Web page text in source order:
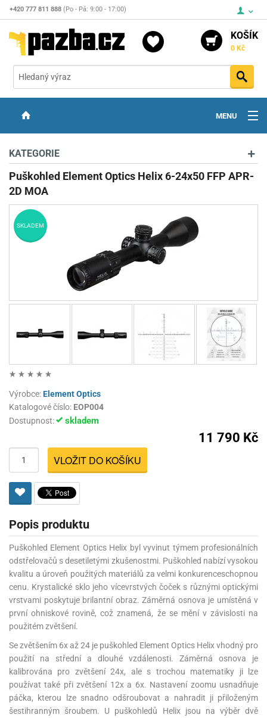
+420 777 811 888 (Po - Pá: 9:00 - 17:00)
KOŠÍK
0 Kč
MENU
OPTIKA
STŘELIVO
PŘÍSLUŠENSTVÍ
DETEKTORY KOVŮ
KATEGORIE
Puškohled Element Optics Helix 6-24x50 FFP APR-
2D MOA
SKLADEM
Výrobce:Element Optics
Katalogové číslo: EOP004
Dostupnost:
skladem
11 790 Kč
VLOŽIT DO KOŠÍKU
Popis produktu
Puškohled Element Optics Helix byl vyvinut týmem profesionálních
odstřelovačů s desetiletými zkušenostmi. Puškohled nabízí vysokou
kvalitu a úroveň použitých materiálů za velmi konkurenceschopnou
cenu. Krystalické sklo jeho vícevrstvých čoček s různými optickými
vrstvami poskytuje brilantní obraz. Záměrná osnova je umístěná v
první ohniskové rovině, což znamená, že se mění v závislosti na
použitém zvětšení.
Se zvětšením 6x až 24 je puškohled Element Optics Helix vhodný pro
použití na střední a dlouhé vzdálenosti. Záměrná osnova je
kalibrována pro zvětšení 24x, ale s trochou matematiky ji lze
používat také při zvětšení 12x a 6x. Nastavení zoomu usnadňuje
páčka, kterou lze snadno odšroubovat a nahradit ji přiloženým
šestihranným šroubem. U puškohledů Helix jsou na výběr dvě